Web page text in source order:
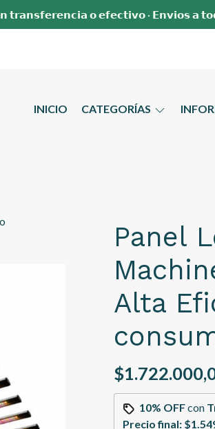
𝘁𝗿𝗮𝗻𝘀𝗳𝗲𝗿𝗲𝗻𝗰𝗶𝗮 𝗼 𝗲𝗳𝗲𝗰𝘁𝗶𝘃𝗼 · 𝗘𝗻𝘃𝗶𝗼𝘀 𝗮
INICIO CATEGORÍAS
Panel
Alta
10% OFFcon
Precio final: